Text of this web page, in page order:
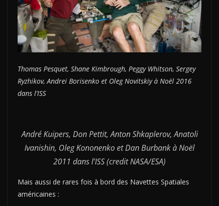
Thomas Pesquet, Shane Kimbrough, Peggy Whitson, Sergey
Ryzhikov, Andrei Borisenko et Oleg Novitskiy à Noël 2016
dans l’ISS
André Kuipers, Don Pettit, Anton Shkaplerov, Anatoli
Ivanishin, Oleg Kononenko et Dan Burbank à Noël
2011 dans l’ISS (credit NASA/ESA)
Mais aussi de rares fois à bord des Navettes Spatiales
américaines :